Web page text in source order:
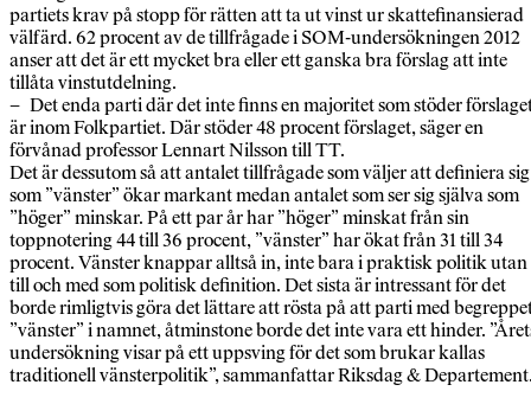
partiets krav på stopp för rätten att ta ut vinst ur skattefinansierad
välfärd. 62 procent av de tillfrågade i SOM-undersökningen 2012
anser att det är ett mycket bra eller ett ganska bra förslag att inte
tillåta vinstutdelning.
– Det enda parti där det inte finns en majoritet som stöder
är inom Folkpartiet. Där stöder 48 procent förslaget, säger en
förvånad professor Lennart Nilsson till TT.
Det är dessutom så att antalet tillfrågade som väljer att definiera sig
som ”vänster” ökar markant medan antalet som ser sig själva som
”höger” minskar. På ett par år har ”höger” minskat från sin
toppnotering 44 till 36 procent, ”vänster” har ökat från 31 till 34
procent. Vänster knappar alltså in, inte bara i praktisk politik utan
till och med som politisk definition. Det sista är intressant för det
borde rimligtvis göra det lättare att rösta på att parti med
”vänster” i namnet, åtminstone borde det inte vara ett hinder.
undersökning visar på ett uppsving för det som brukar kallas
traditionell vänsterpolitik”, sammanfattar Riksdag &